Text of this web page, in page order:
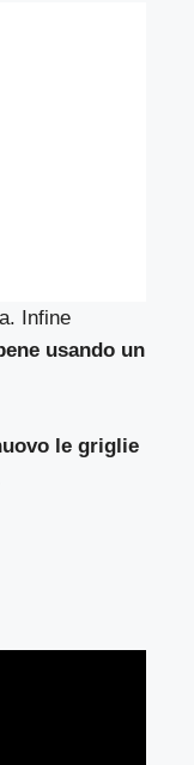
Infine
usando un
le griglie